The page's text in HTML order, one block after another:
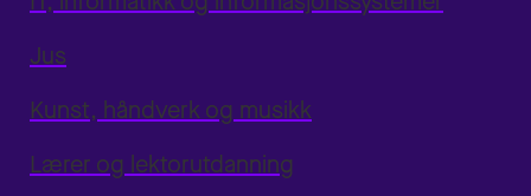
Jus
Kunst, håndverk og musikk
Lærer og lektorutdanning